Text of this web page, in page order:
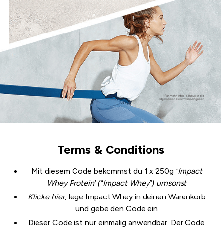
Terms & Conditions
Mit diesem Code bekommst du 1 x 250g ‘Impact
Whey Protein’ (“Impact Whey”) umsonst
Klicke hier, lege Impact Whey in deinen Warenkorb
und gebe den Code ein
Dieser Code ist nur einmalig anwendbar. Der Code